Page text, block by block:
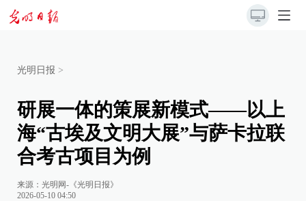
光明日报 >
研展一体的策展新模式——以上
海“古埃及文明大展”与萨卡拉联
合考古项目为例
来源： 光明网-《光明日报》
2026-05-10 04:50